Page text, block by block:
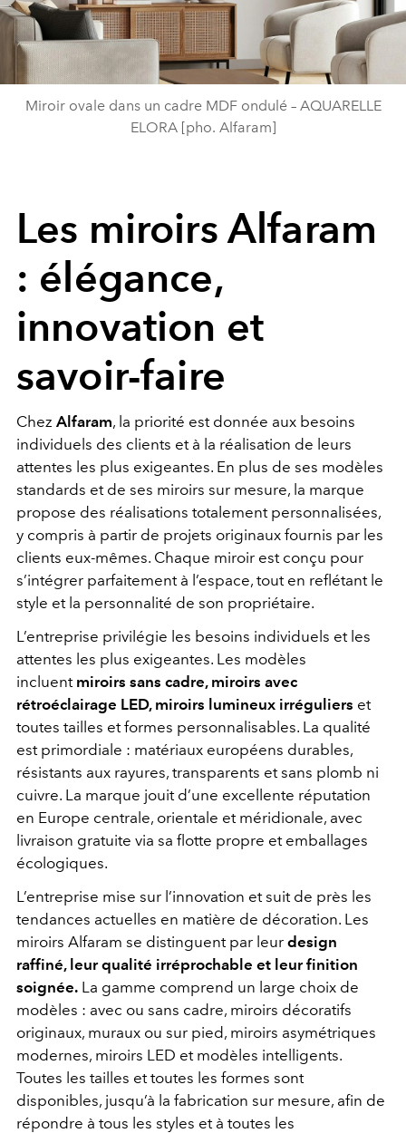
Miroir ovale dans un cadre MDF ondulé – AQUARELLE
ELORA [pho. Alfaram]
Les miroirs Alfaram
: élégance,
innovation et
savoir-faire
Chez Alfaram, la priorité est donnée aux besoins
individuels des clients et à la réalisation de leurs
attentes les plus exigeantes. En plus de ses modèles
standards et de ses miroirs sur mesure, la marque
propose des réalisations totalement personnalisées,
y compris à partir de projets originaux fournis par les
clients eux-mêmes. Chaque miroir est conçu pour
s’intégrer parfaitement à l’espace, tout en reflétant le
style et la personnalité de son propriétaire.
L’entreprise privilégie les besoins individuels et les
attentes les plus exigeantes. Les modèles
incluent miroirs sans cadre, miroirs avec
rétroéclairage LED, miroirs lumineux irréguliers et
toutes tailles et formes personnalisables. La qualité
est primordiale : matériaux européens durables,
résistants aux rayures, transparents et sans plomb ni
cuivre. La marque jouit d’une excellente réputation
en Europe centrale, orientale et méridionale, avec
livraison gratuite via sa flotte propre et emballages
écologiques.
L’entreprise mise sur l’innovation et suit de près les
tendances actuelles en matière de décoration. Les
miroirs Alfaram se distinguent par leur design
raffiné, leur qualité irréprochable et leur finition
soignée. La gamme comprend un large choix de
modèles : avec ou sans cadre, miroirs décoratifs
originaux, muraux ou sur pied, miroirs asymétriques
modernes, miroirs LED et modèles intelligents.
Toutes les tailles et toutes les formes sont
disponibles, jusqu’à la fabrication sur mesure, afin de
répondre à tous les styles et à toutes les